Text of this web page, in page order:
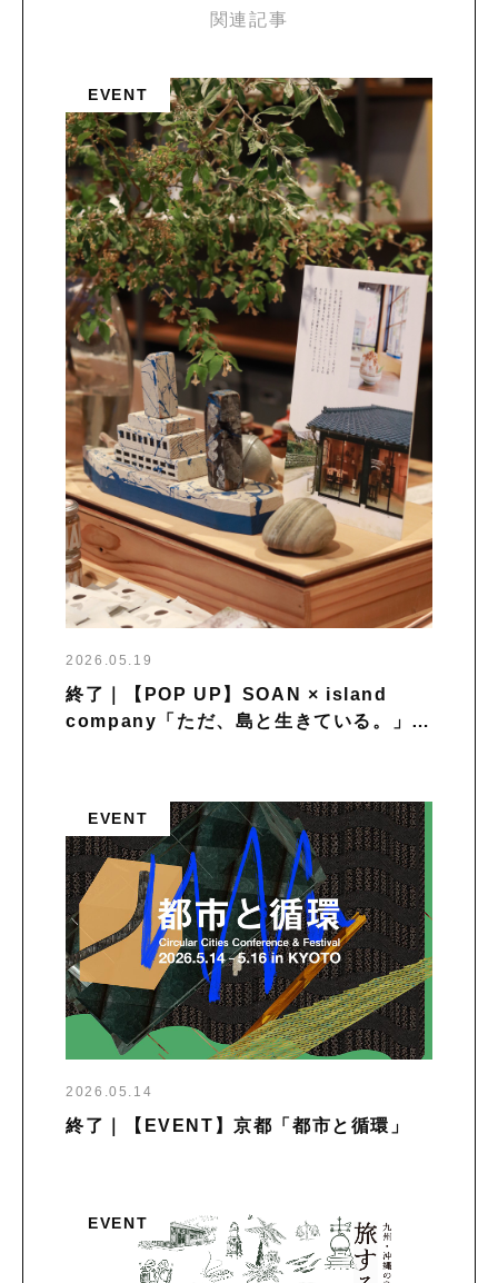
関連記事
EVENT
2026.05.19
終了｜【POP UP】SOAN × island
company「ただ、島と生きている。」を
EVENT
2026.05.14
終了｜【EVENT】京都「都市と循環」
EVENT